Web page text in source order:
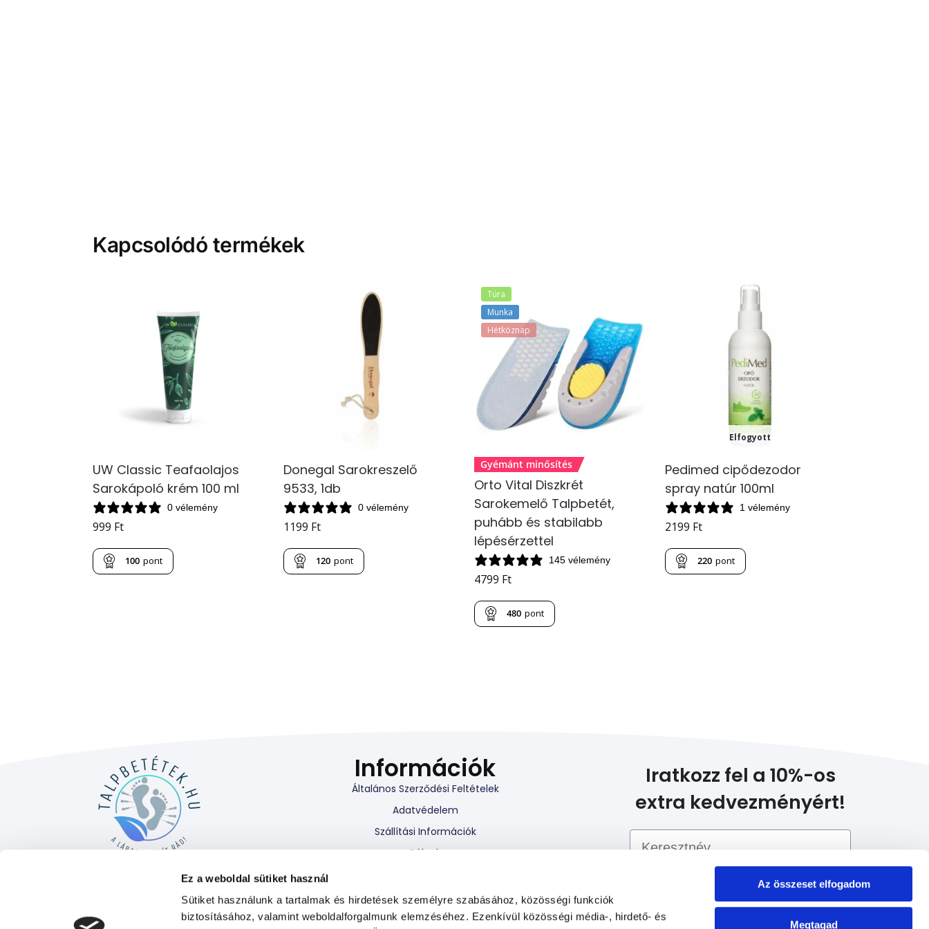
Ez a weboldal sütiket használ
Sütiket használunk a tartalmak és hirdetések személyre szabásához, közösségi funkciók
biztosításához, valamint weboldalforgalmunk elemzéséhez. Ezenkívül közösségi média-, hirdető- és
Az összeset elfogadom
Megtagad
Kapcsolódó termékek
UW Classic Teafaolajos
Sarokápoló krém 100 ml
0 vélemény
999 Ft
100 pont
Donegal Sarokreszelő
9533, 1db
0 vélemény
1199 Ft
120 pont
Túra
Munka
Hétköznap
Gyémánt minősítés
Orto Vital Diszkrét
Sarokemelő Talpbetét,
puhább és stabilabb
lépésérzettel
145 vélemény
4799 Ft
480 pont
Elfogyott
Pedimed cipődezodor
spray natúr 100ml
1 vélemény
2199 Ft
220 pont
Információk
Általános Szerződési Feltételek
Adatvédelem
Szállítási Információk
Rólunk
Hűségprogram
Viszonteladói program
Iratkozz fel a 10%-os
extra kedvezményért!